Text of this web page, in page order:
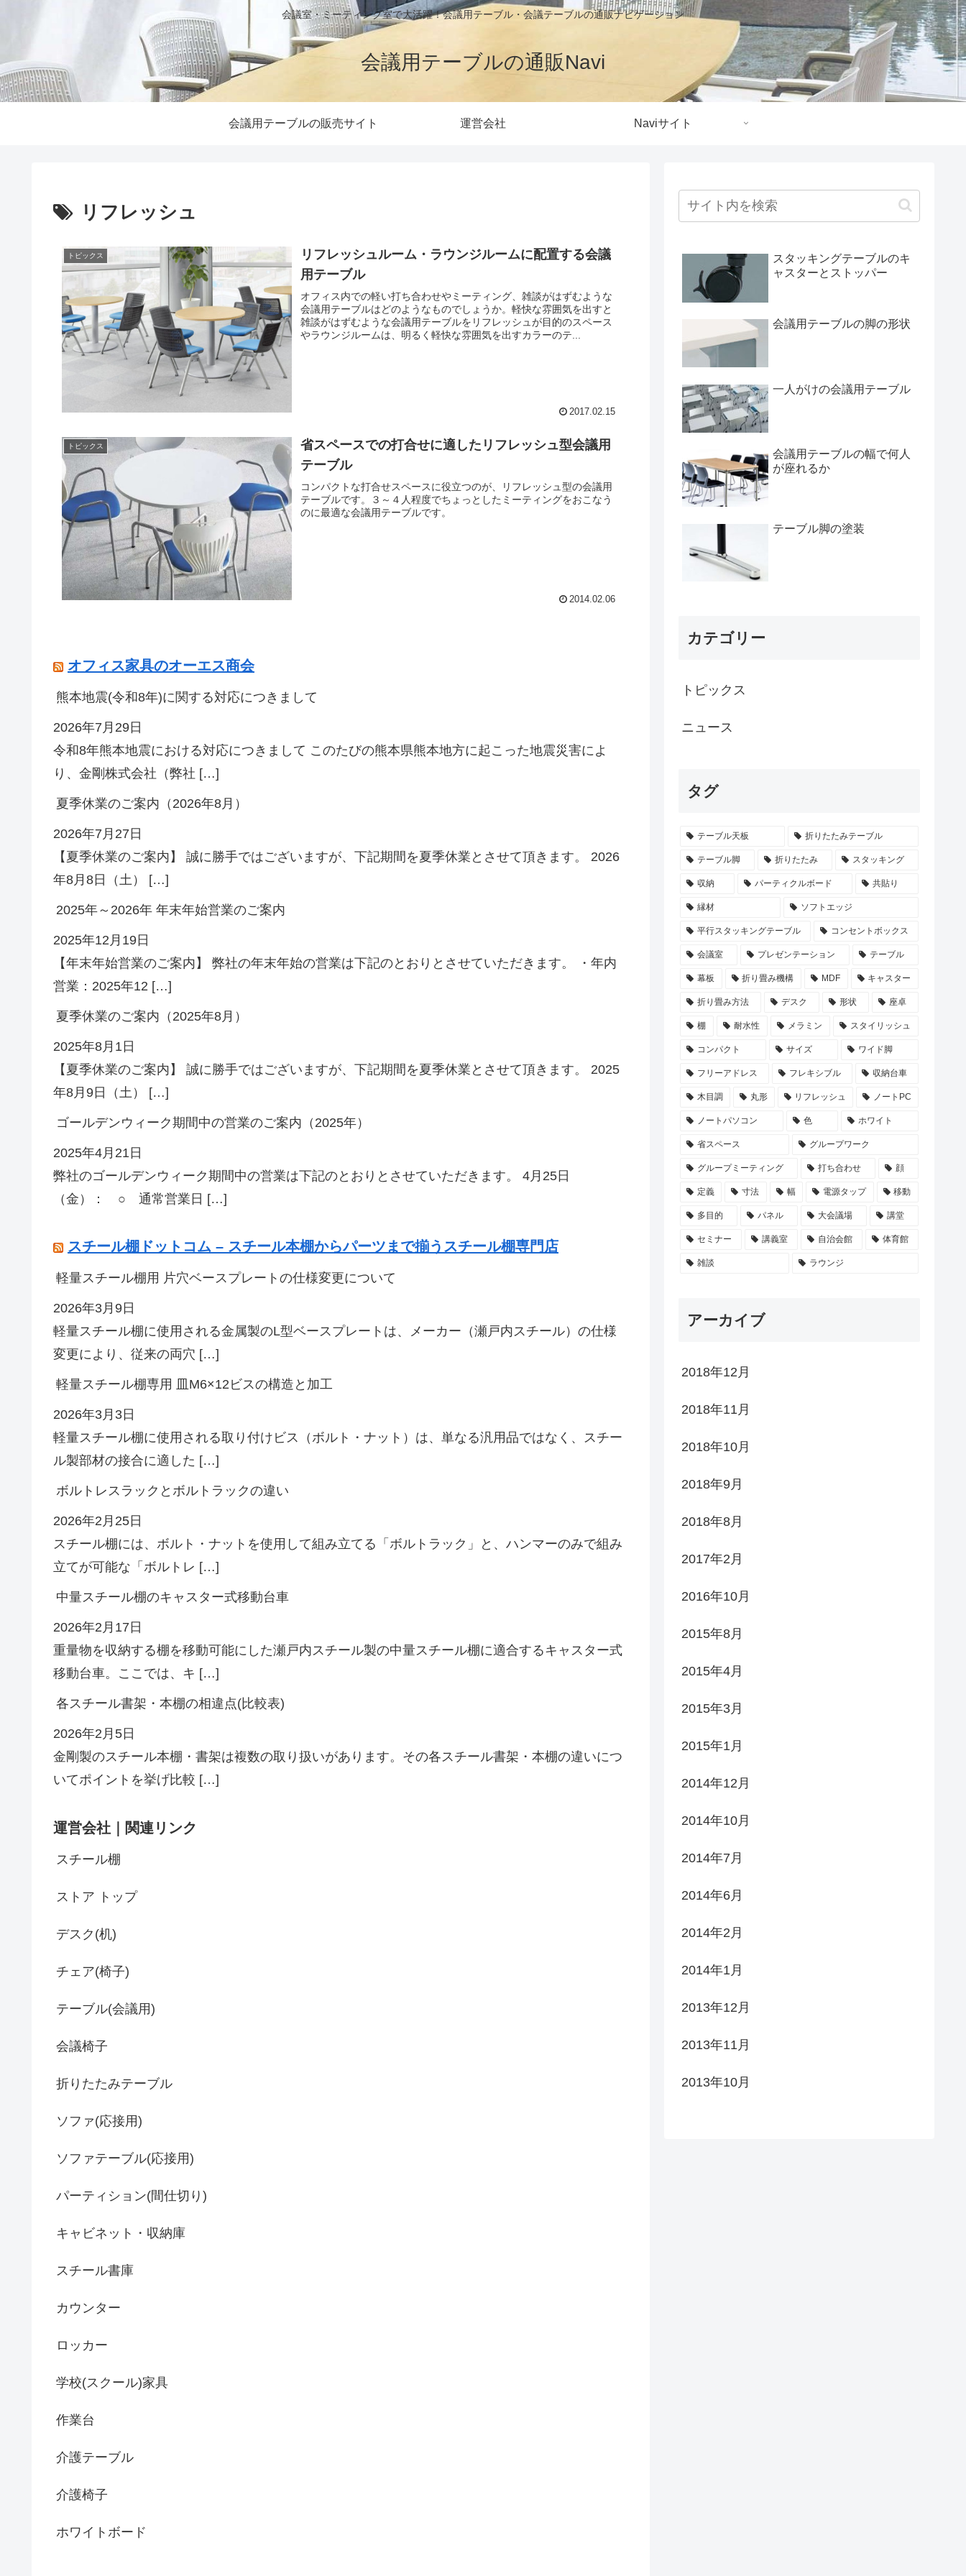
会議室・ミーティング室で大活躍！会議用テーブル・会議テーブルの通販ナビゲーション
会議用テーブルの通販Navi
会議用テーブルの販売サイト 運営会社 Naviサイト
リフレッシュ
トピックス
リフレッシュルーム・ラウンジルームに配置する会議
用テーブル
オフィス内での軽い打ち合わせやミーティング、雑談がはずむような
会議用テーブルはどのようなものでしょうか。軽快な雰囲気を出すと
雑談がはずむような会議用テーブルをリフレッシュが目的のスペース
やラウンジルームは、明るく軽快な雰囲気を出すカラーのテ...
2017.02.15
トピックス
省スペースでの打合せに適したリフレッシュ型会議用
テーブル
コンパクトな打合せスペースに役立つのが、リフレッシュ型の会議用
テーブルです。３～４人程度でちょっとしたミーティングをおこなう
のに最適な会議用テーブルです。
2014.02.06
オフィス家具のオーエス商会
熊本地震(令和8年)に関する対応につきまして
2026年7月29日
令和8年熊本地震における対応につきまして このたびの熊本県熊本地方に起こった地震災害によ
り、金剛株式会社（弊社 […]
夏季休業のご案内（2026年8月）
2026年7月27日
【夏季休業のご案内】 誠に勝手ではございますが、下記期間を夏季休業とさせて頂きます。 2026
年8月8日（土） […]
2025年～2026年 年末年始営業のご案内
2025年12月19日
【年末年始営業のご案内】 弊社の年末年始の営業は下記のとおりとさせていただきます。 ・年内
営業：2025年12 […]
夏季休業のご案内（2025年8月）
2025年8月1日
【夏季休業のご案内】 誠に勝手ではございますが、下記期間を夏季休業とさせて頂きます。 2025
年8月9日（土） […]
ゴールデンウィーク期間中の営業のご案内（2025年）
2025年4月21日
弊社のゴールデンウィーク期間中の営業は下記のとおりとさせていただきます。 4月25日
（金）： ○ 通常営業日 […]
スチール棚ドットコム – スチール本棚からパーツまで揃うスチール棚専門店
軽量スチール棚用 片穴ベースプレートの仕様変更について
2026年3月9日
軽量スチール棚に使用される金属製のL型ベースプレートは、メーカー（瀬戸内スチール）の仕様
変更により、従来の両穴 […]
軽量スチール棚専用 皿M6×12ビスの構造と加工
2026年3月3日
軽量スチール棚に使用される取り付けビス（ボルト・ナット）は、単なる汎用品ではなく、スチー
ル製部材の接合に適した […]
ボルトレスラックとボルトラックの違い
2026年2月25日
スチール棚には、ボルト・ナットを使用して組み立てる「ボルトラック」と、ハンマーのみで組み
立てが可能な「ボルトレ […]
中量スチール棚のキャスター式移動台車
2026年2月17日
重量物を収納する棚を移動可能にした瀬戸内スチール製の中量スチール棚に適合するキャスター式
移動台車。ここでは、キ […]
各スチール書架・本棚の相違点(比較表)
2026年2月5日
金剛製のスチール本棚・書架は複数の取り扱いがあります。その各スチール書架・本棚の違いにつ
いてポイントを挙げ比較 […]
運営会社｜関連リンク
スチール棚
ストア トップ
デスク(机)
チェア(椅子)
テーブル(会議用)
会議椅子
折りたたみテーブル
ソファ(応接用)
ソファテーブル(応接用)
パーティション(間仕切り)
キャビネット・収納庫
スチール書庫
カウンター
ロッカー
学校(スクール)家具
作業台
介護テーブル
介護椅子
ホワイトボード
スタッキングテーブルのキ
ャスターとストッパー
会議用テーブルの脚の形状
一人がけの会議用テーブル
会議用テーブルの幅で何人
が座れるか
テーブル脚の塗装
カテゴリー
トピックス
ニュース
タグ
テーブル天板 折りたたみテーブル
テーブル脚 折りたたみ スタッキング
収納 パーティクルボード 共貼り
縁材 ソフトエッジ
平行スタッキングテーブル コンセントボックス
会議室 プレゼンテーション テーブル
幕板 折り畳み機構 MDF キャスター
折り畳み方法 デスク 形状 座卓
棚 耐水性 メラミン スタイリッシュ
コンパクト サイズ ワイド脚
フリーアドレス フレキシブル 収納台車
木目調 丸形 リフレッシュ ノートPC
ノートパソコン 色 ホワイト
省スペース グループワーク
グループミーティング 打ち合わせ 顔
定義 寸法 幅 電源タップ 移動
多目的 パネル 大会議場 講堂
セミナー 講義室 自治会館 体育館
雑談 ラウンジ
アーカイブ
2018年12月
2018年11月
2018年10月
2018年9月
2018年8月
2017年2月
2016年10月
2015年8月
2015年4月
2015年3月
2015年1月
2014年12月
2014年10月
2014年7月
2014年6月
2014年2月
2014年1月
2013年12月
2013年11月
2013年10月